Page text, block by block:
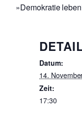
»Demokratie
Datum:
14.
Zeit:
17:30